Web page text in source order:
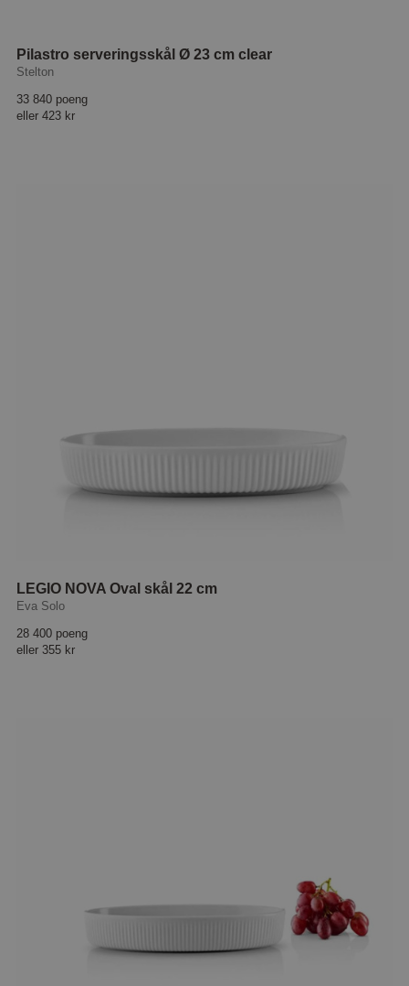
Pilastro serveringsskål Ø 23 cm clear
Stelton
33 840 poeng
eller 423 kr
LEGIO NOVA Oval skål 22 cm
Eva Solo
28 400 poeng
eller 355 kr